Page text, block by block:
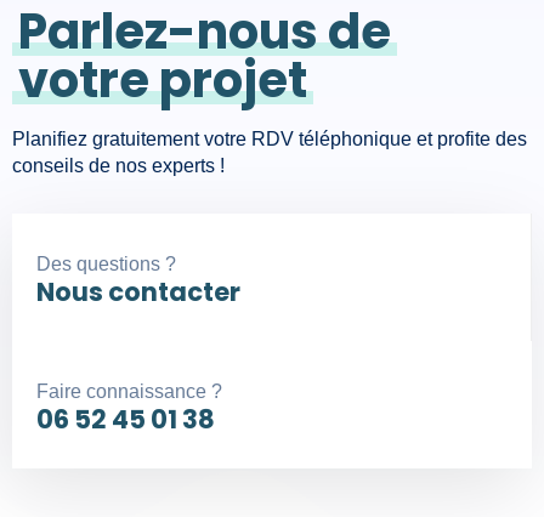
Parlez-nous de
votre projet
Planifiez gratuitement votre RDV téléphonique et profite des
conseils de nos experts !
Des questions ?
Nous contacter
Faire connaissance ?
06 52 45 01 38